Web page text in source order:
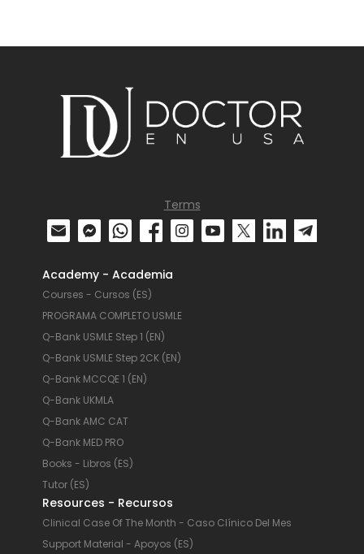
Terms
Academy - Academia
Courses - Cursos (ES)
PROGRAMA COMPLETO USMLE
Q-Bank USMLE Step 1 (EN)
Q-Bank USMLE Step 2CK (EN)
Q-Bank MCCQE 1 (EN)
Q-Bank UKMLA
Q-Bank AMC CAT
Q-Bank MED PRO
Books - Libros (ES)
Tutor (ES)
Resources - Recursos
Clinical Case Of The Month - Caso Clínico Del Mes
Support Material - Apoyos (ES)